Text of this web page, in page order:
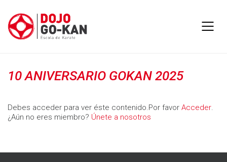
10 ANIVERSARIO GOKAN 2025
Debes acceder para ver éste contenido.Por favor Acceder
¿Aún no eres miembro? Únete a nosotros